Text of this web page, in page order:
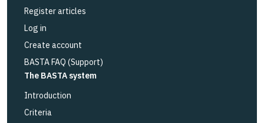
Register articles
Log in
Create account
BASTA FAQ (Support)
The BASTA system
Introduction
Criteria